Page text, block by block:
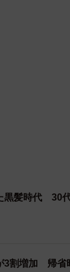
黒髪時代 30
3割増加 帰省